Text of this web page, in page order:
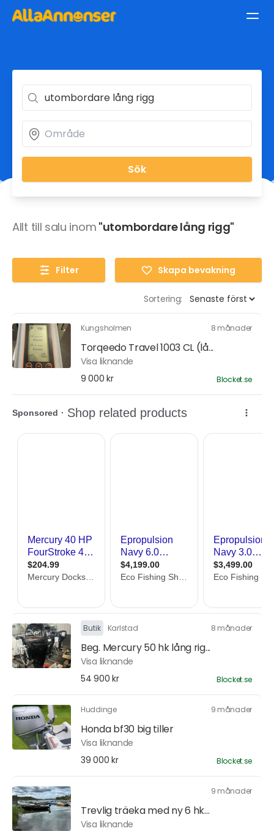
Sök
Allt till salu inom "utombordare lång rigg"
Filter Skapa bevakning
Sortering:
Kungsholmen 8 månader
Torqeedo Travel 1003 CL (lå...
Visa liknande
9 000 kr
Blocket.se
Butik Karlstad 8 månader
Beg. Mercury 50 hk lång rig...
Visa liknande
54 900 kr
Blocket.se
Huddinge 9 månader
Honda bf30 big tiller
Visa liknande
39 000 kr
Blocket.se
9 månader
Trevlig träeka med ny 6 hk...
Visa liknande